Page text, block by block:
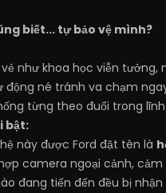
biết... tự bảo vệ mình?
như khoa học viễn
động né tránh va chạm
từng theo đuổi trong
bật:
này được Ford đặt tên là
camera ngoại cảnh,
đang tiến đến đều bị